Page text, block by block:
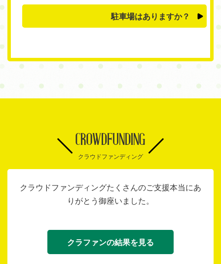
駐車場はありますか？
CROWDFUNDING
クラウドファンディング
クラウドファンディングたくさんのご支援本当にあ
りがとう御座いました。
クラファンの結果を見る